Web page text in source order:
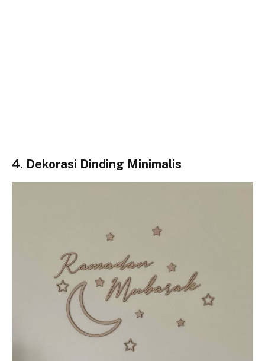
4. Dekorasi Dinding Minimalis